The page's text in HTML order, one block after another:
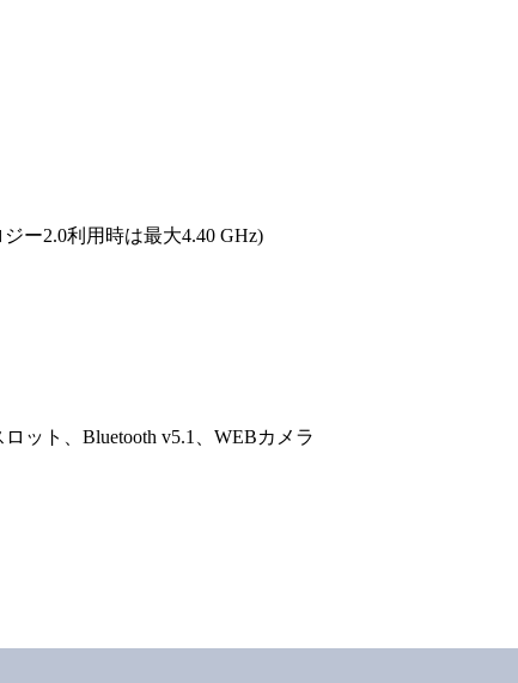
ー2.0利用時は最大4.40 GHz)
ット、Bluetooth v5.1、WEBカメラ